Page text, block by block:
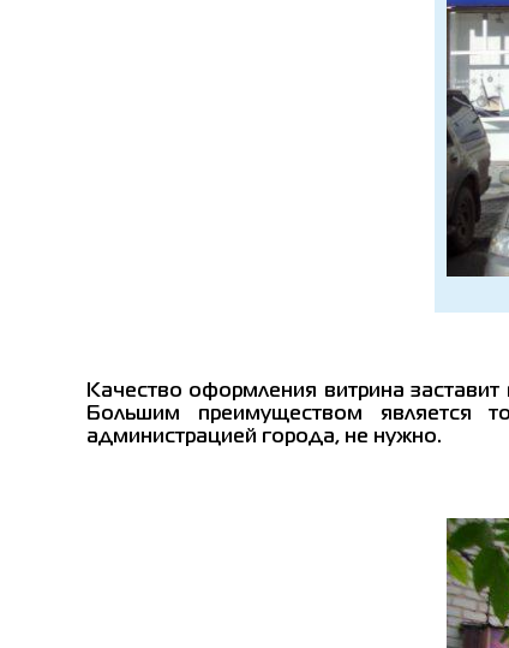
Качество оформления витрина
Большим преимуществом является
администрацией города, не нужно.